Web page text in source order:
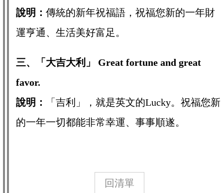
說明： 傳統的新年祝福語，祝福您新的一年財
運亨通、生活美好富足。
三、「大吉大利」 Great fortune and great
favor.
說明：
「吉利」，就是英文的Lucky。祝福您新
的一年一切都能非常幸運、事事順遂。
回清單